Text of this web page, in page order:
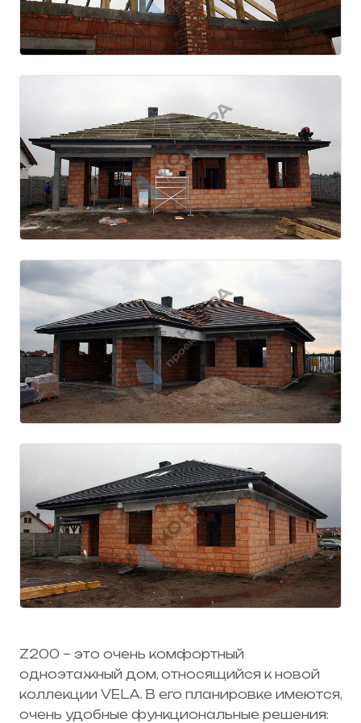
Z200 – это очень комфортный
одноэтажный дом, относящийся к новой
коллекции VELA. В его планировке имеются,
очень удобные функциональные решения: